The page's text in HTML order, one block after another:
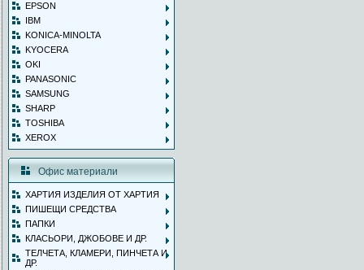
EPSON
IBM
KONICA-MINOLTA
KYOCERA
OKI
PANASONIC
SAMSUNG
SHARP
TOSHIBA
XEROX
Офис материали
ХАРТИЯ ИЗДЕЛИЯ ОТ ХАРТИЯ
ПИШЕЩИ СРЕДСТВА
ПАПКИ
КЛАСЬОРИ, ДЖОБОВЕ И ДР.
ТЕЛЧЕТА, КЛАМЕРИ, ПИНЧЕТА И
ДР.